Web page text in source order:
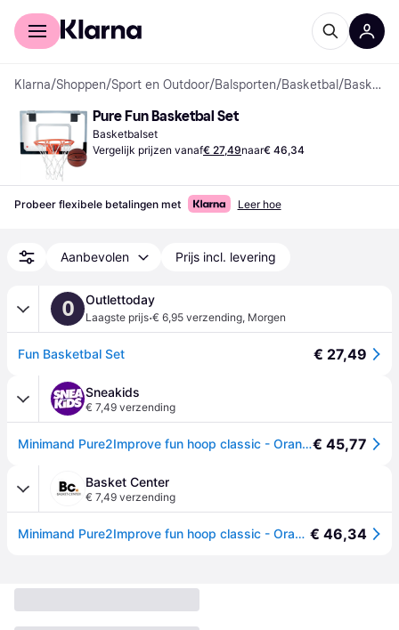
Voor shoppers
Klarna/Shoppen/Sport en Outdoor/Balsporten/Basketbal / Basketbalsets
Pure Fun Basketbal Set
Basketbalset
Vergelijk prijzen vanaf€ 27,49naar€ 46,34
Probeer flexibele betalingen met Leer hoe
Aanbevolen Prijs incl. levering
O Outlettoday
Laagste prijs·€ 6,95 verzending, Morgen
Fun Basketbal Set € 27,49
Sneakids
€ 7,49 verzending
Minimand Pure2Improve fun hoop classic - Orange€ 45,77
Basket Center
€ 7,49 verzending
Minimand Pure2Improve fun hoop classic - Orange € 46,34